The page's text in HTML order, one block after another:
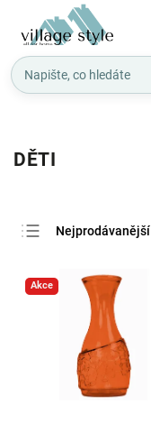
DĚTI
Nejprodávanější
Nejdražší
Abecedně
Akce